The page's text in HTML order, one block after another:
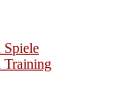
Spiele
Training